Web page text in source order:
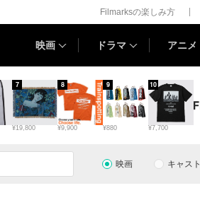
Filmarksの楽しみ方
映画 ドラマ アニメ
¥19,800
7
¥9,900
8
¥880
9
¥7,700
10
映画 キャスト